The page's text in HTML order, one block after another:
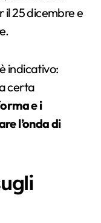
il 25 dicembre e
indicativo:
certa
e i
l’onda di